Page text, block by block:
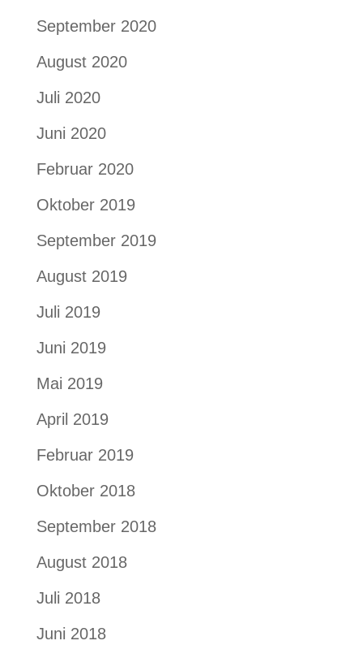
September 2020
August 2020
Juli 2020
Juni 2020
Februar 2020
Oktober 2019
September 2019
August 2019
Juli 2019
Juni 2019
Mai 2019
April 2019
Februar 2019
Oktober 2018
September 2018
August 2018
Juli 2018
Juni 2018